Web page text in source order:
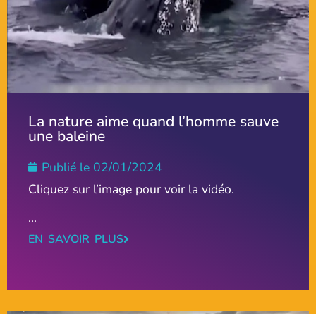
La nature aime quand l’homme sauve
une baleine
Publié le 02/01/2024
Cliquez sur l’image pour voir la vidéo.
...
EN SAVOIR PLUS